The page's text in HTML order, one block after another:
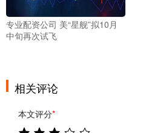
专业配资公司 美“星舰”拟10月
中旬再次试飞
相关评论
本文评分*